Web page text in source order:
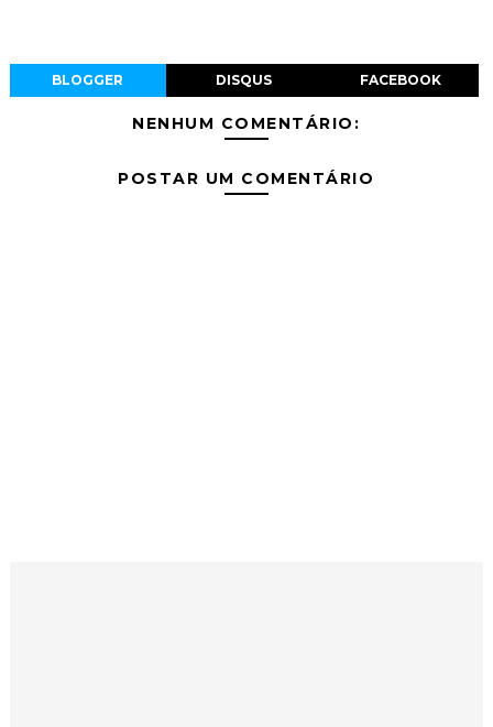
BLOGGER DISQUS FACEBOOK
NENHUM COMENTÁRIO:
POSTAR UM COMENTÁRIO